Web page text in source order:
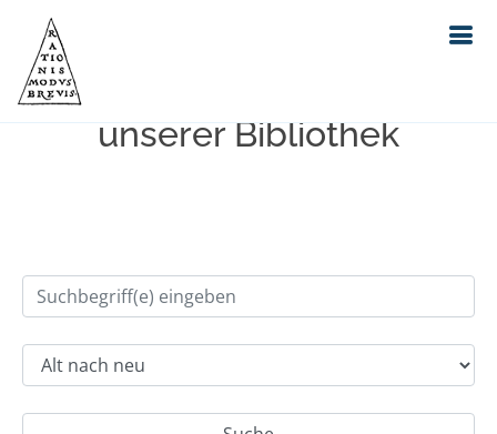
Einfache Suche im Bestand
unserer Bibliothek